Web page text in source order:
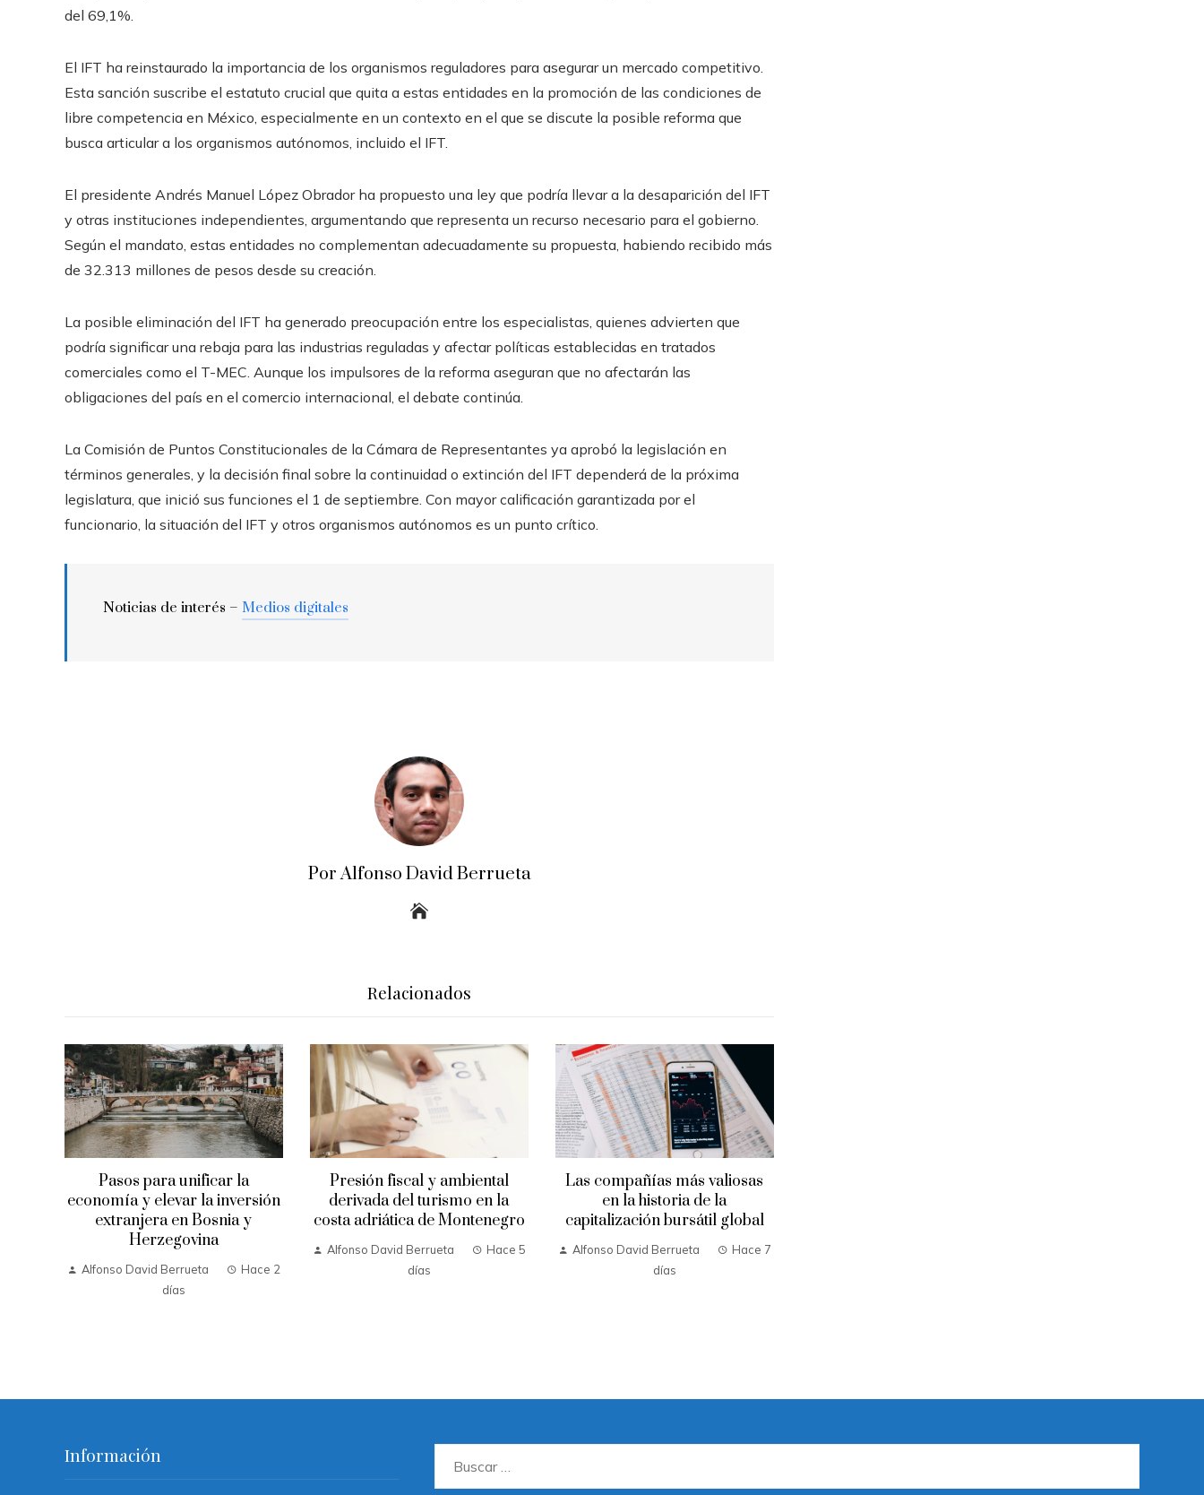
del 69,1%.
El IFT ha reinstaurado la importancia de los organismos reguladores para asegurar un mercado competitivo.
Esta sanción suscribe el estatuto crucial que quita a estas entidades en la promoción de las condiciones de
libre competencia en México, especialmente en un contexto en el que se discute la posible reforma que
busca articular a los organismos autónomos, incluido el IFT.
El presidente Andrés Manuel López Obrador ha propuesto una ley que podría llevar a la desaparición del IFT
y otras instituciones independientes, argumentando que representa un recurso necesario para el gobierno.
Según el mandato, estas entidades no complementan adecuadamente su propuesta, habiendo recibido más
de 32.313 millones de pesos desde su creación.
La posible eliminación del IFT ha generado preocupación entre los especialistas, quienes advierten que
podría significar una rebaja para las industrias reguladas y afectar políticas establecidas en tratados
comerciales como el T-MEC. Aunque los impulsores de la reforma aseguran que no afectarán las
obligaciones del país en el comercio internacional, el debate continúa.
La Comisión de Puntos Constitucionales de la Cámara de Representantes ya aprobó la legislación en
términos generales, y la decisión final sobre la continuidad o extinción del IFT dependerá de la próxima
legislatura, que inició sus funciones el 1 de septiembre. Con mayor calificación garantizada por el
funcionario, la situación del IFT y otros organismos autónomos es un punto crítico.
Noticias de interés – Medios digitales
Por Alfonso David Berrueta
Relacionados
Pasos para unificar la
economía y elevar la inversión
extranjera en Bosnia y
Herzegovina
Alfonso David Berrueta
Hace 2
días
Presión fiscal y ambiental
derivada del turismo en la
costa adriática de Montenegro
Alfonso David Berrueta
Hace 5
días
Las compañías más valiosas
en la historia de la
capitalización bursátil global
Alfonso David Berrueta
Hace 7
días
Información